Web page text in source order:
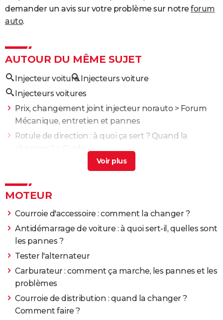
demander un avis sur votre problème sur notre forum
auto.
AUTOUR DU MÊME SUJET
Injecteur voiture Injecteurs voiture
Injecteurs voitures
Prix, changement joint injecteur norauto > Forum
Mécanique, entretien et pannes
Rotule de direction : à quoi ça sert ? Quand la
Liquide de refroidissement : à quoi ça sert et
Démarreur : qu'est-ce que c'est ? Quelles sont les
Réussir son créneau en voiture > Guide
MOTEUR
Courroie d'accessoire : comment la changer ?
Antidémarrage de voiture : à quoi sert-il, quelles sont
les pannes ?
Tester l'alternateur
Carburateur : comment ça marche, les pannes et les
problèmes
Courroie de distribution : quand la changer ?
Comment faire ?